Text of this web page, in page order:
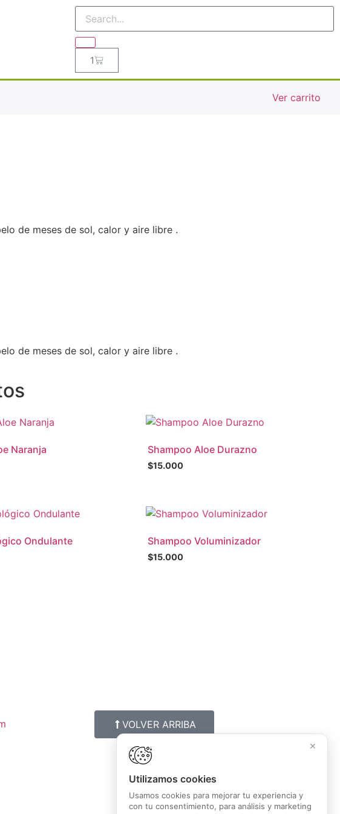
1
Ver carrito
de meses de sol, calor y aire libre .
de meses de sol, calor y aire libre .
Naranja Shampoo Aloe Durazno
$15.000
Ondulante Shampoo Voluminizador
$15.000
VOLVER ARRIBA
×
Utilizamos cookies
Usamos cookies para mejorar tu experiencia y
con tu consentimiento, para análisis y marketing